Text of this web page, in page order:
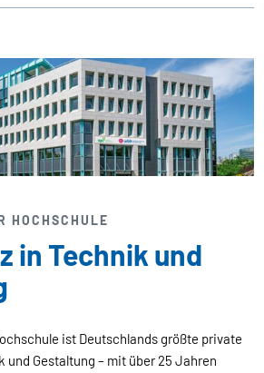
HOCHSCHULE
in Technik und
ist Deutschlands größte private
und Gestaltung – mit über 25 Jahren